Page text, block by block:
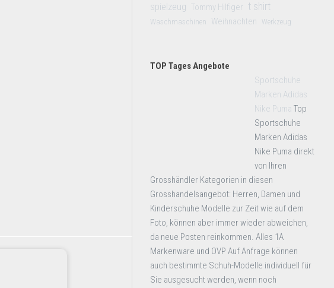
spielzeug Tommy Hilfiger t shirt
Waschmaschinen Weihnachten Werkzeug
TOP Tages Angebote
Sportschuhe
Marken Adidas
Nike Puma Top
Sportschuhe
Marken Adidas
Nike Puma direkt
von Ihren
Grosshändler Kategorien in diesen
Grosshandelsangebot: Herren, Damen und
Kinderschuhe Modelle zur Zeit wie auf dem
Foto, können aber immer wieder abweichen,
da neue Posten reinkommen. Alles 1A
Markenware und OVP Auf Anfrage können
auch bestimmte Schuh-Modelle individuell für
Sie ausgesucht werden, wenn noch